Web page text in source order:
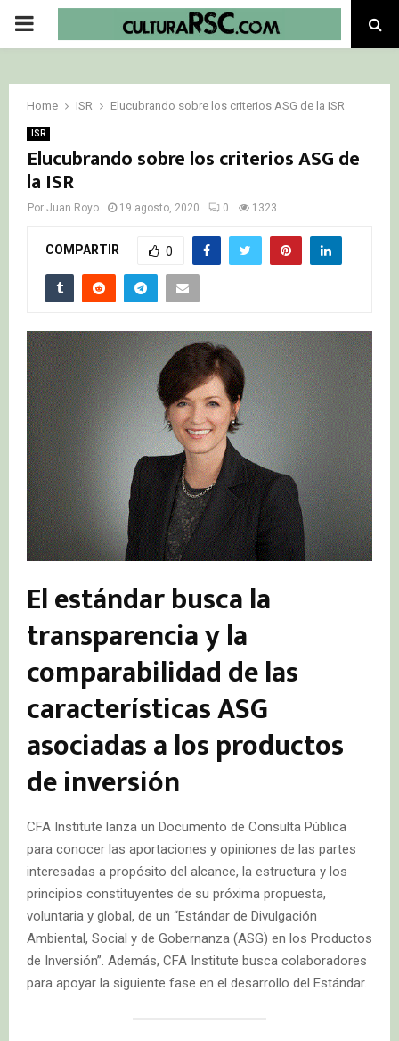
PRIMARY
Home ISR Elucubrando sobre los criterios ASG de la ISR
ISR
Elucubrando sobre los criterios ASG de
la ISR
Por Juan Royo 19 agosto, 2020 0 1323
COMPARTIR 0
El estándar busca la
transparencia y la
comparabilidad de las
características ASG
asociadas a los productos
de inversión
CFA Institute lanza un Documento de Consulta Pública
para conocer las aportaciones y opiniones de las partes
interesadas a propósito del alcance, la estructura y los
principios constituyentes de su próxima propuesta,
voluntaria y global, de un “Estándar de Divulgación
Ambiental, Social y de Gobernanza (ASG) en los Productos
de Inversión”. Además, CFA Institute busca colaboradores
para apoyar la siguiente fase en el desarrollo del Estándar.